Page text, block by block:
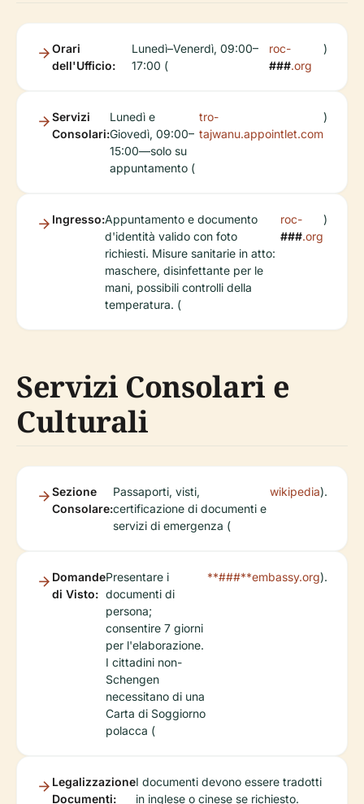
Orari
dell'Ufficio:
Lunedì–Venerdì, 09:00–
17:00 (
roc-
###.org
)
Servizi
Consolari:
Lunedì e
Giovedì, 09:00–
15:00—solo su
appuntamento (
tro-
tajwanu.appointlet.com
)
Ingresso:Appuntamento e documento
d'identità valido con foto
richiesti. Misure sanitarie in atto:
maschere, disinfettante per le
mani, possibili controlli della
temperatura. (
roc-
###.org
)
Servizi Consolari e
Culturali
Sezione
Consolare:
Passaporti, visti,
certificazione di documenti e
servizi di emergenza (
wikipedia).
Domande
di Visto:
Presentare i
documenti di
persona;
consentire 7 giorni
per l'elaborazione.
I cittadini non-
Schengen
necessitano di una
Carta di Soggiorno
polacca (
**###**embassy.org).
Legalizzazione
Documenti:
I documenti devono essere tradotti
in inglese o cinese se richiesto.